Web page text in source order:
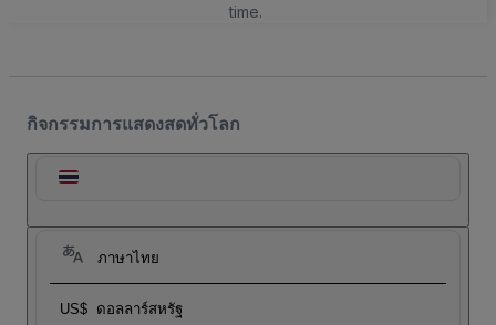
time.
กิจกรรมการแสดงสดทั่วโลก
ภาษาไทย
US$ ดอลลาร์สหรัฐ